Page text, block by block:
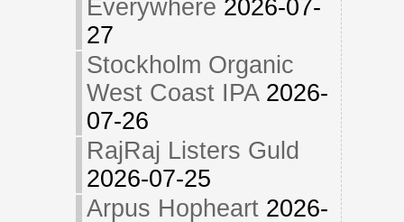
Everywhere 2026-07-
27
Stockholm Organic
West Coast IPA 2026-
07-26
RajRaj Listers Guld
2026-07-25
Arpus Hopheart 2026-